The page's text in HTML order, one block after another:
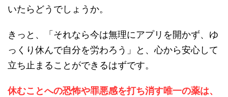
いたらどうでしょうか。
きっと、「それなら今は無理にアプリを開かず、ゆ
っくり休んで自分を労わろう」と、心から安心して
立ち止まることができるはずです。
休むことへの恐怖や罪悪感を打ち消す唯一の薬は、